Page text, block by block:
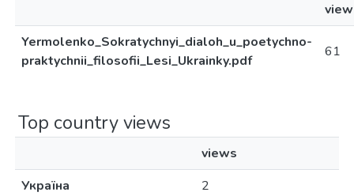
Yermolenko_Sokratychnyi_dialoh_u_poetychno-
praktychnii_filosofii_Lesi_Ukrainky.pdf
61
Top country views
views
Україна
2